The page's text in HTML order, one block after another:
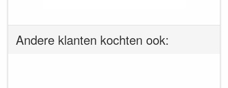
Andere klanten kochten ook: